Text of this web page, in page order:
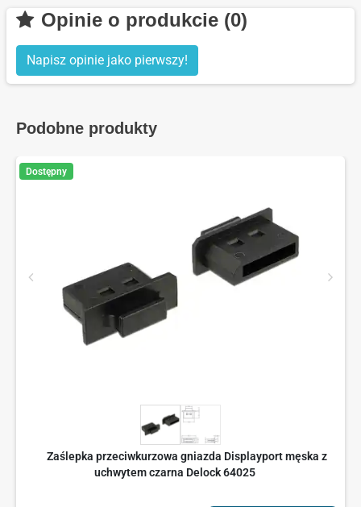
Opinie o produkcie (0)
Napisz opinie jako pierwszy!
Podobne produkty
Dostępny
Zaślepka przeciwkurzowa gniazda Displayport męska z
uchwytem czarna Delock 64025